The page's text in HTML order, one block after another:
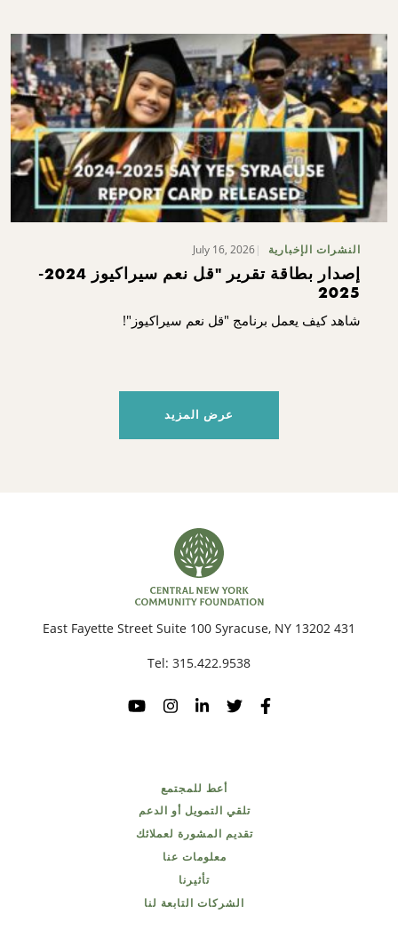
النشرات الإخبارية July 16, 2026
إصدار بطاقة تقرير "قل نعم سيراكيوز 2024-
2025
شاهد كيف يعمل برنامج "قل نعم سيراكيوز"!
عرض المزيد
431 East Fayette Street Suite 100 Syracuse, NY 13202
Tel:315.422.9538
أعط للمجتمع
تلقي التمويل أو الدعم
تقديم المشورة لعملائك
معلومات عنا
تأثيرنا
الشركات التابعة لنا